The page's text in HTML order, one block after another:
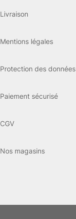
Livraison
Mentions légales
Protection des données
Paiement sécurisé
CGV
Nos magasins